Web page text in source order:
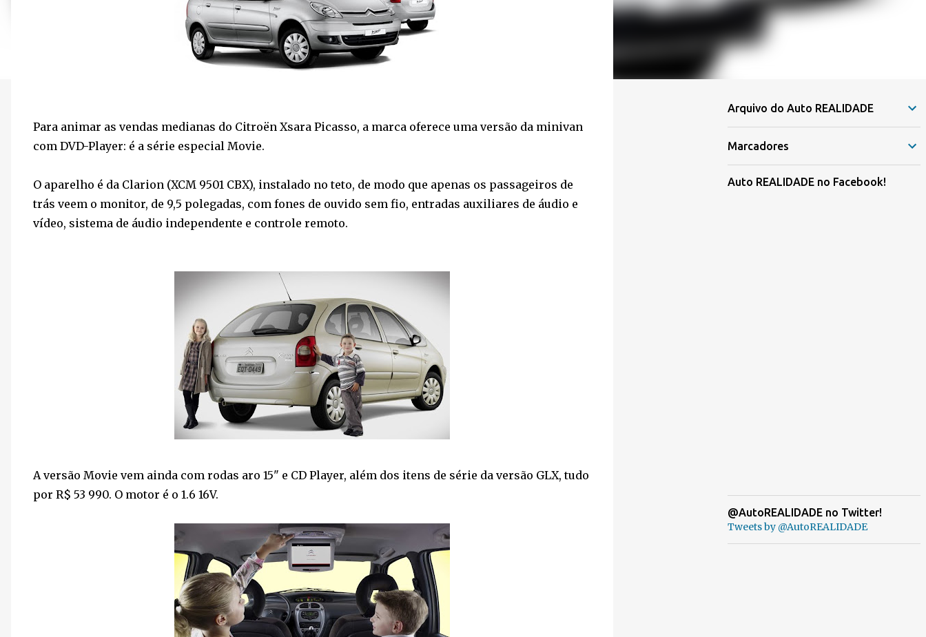
Para animar as vendas medianas do Citroën Xsara Picasso, a marca oferece uma versão da minivan
com DVD-Player: é a série especial Movie.
O aparelho é da Clarion (XCM 9501 CBX), instalado no teto, de modo que apenas os passageiros de
trás veem o monitor, de 9,5 polegadas, com fones de ouvido sem fio, entradas auxiliares de áudio e
vídeo, sistema de áudio independente e controle remoto.
A versão Movie vem ainda com rodas aro 15" e CD Player, além dos itens de série da versão GLX, tudo
por R$ 53 990. O motor é o 1.6 16V.
Arquivo do Auto REALIDADE
Marcadores
Auto REALIDADE no Facebook!
@AutoREALIDADE no Twitter!
Tweets by @AutoREALIDADE